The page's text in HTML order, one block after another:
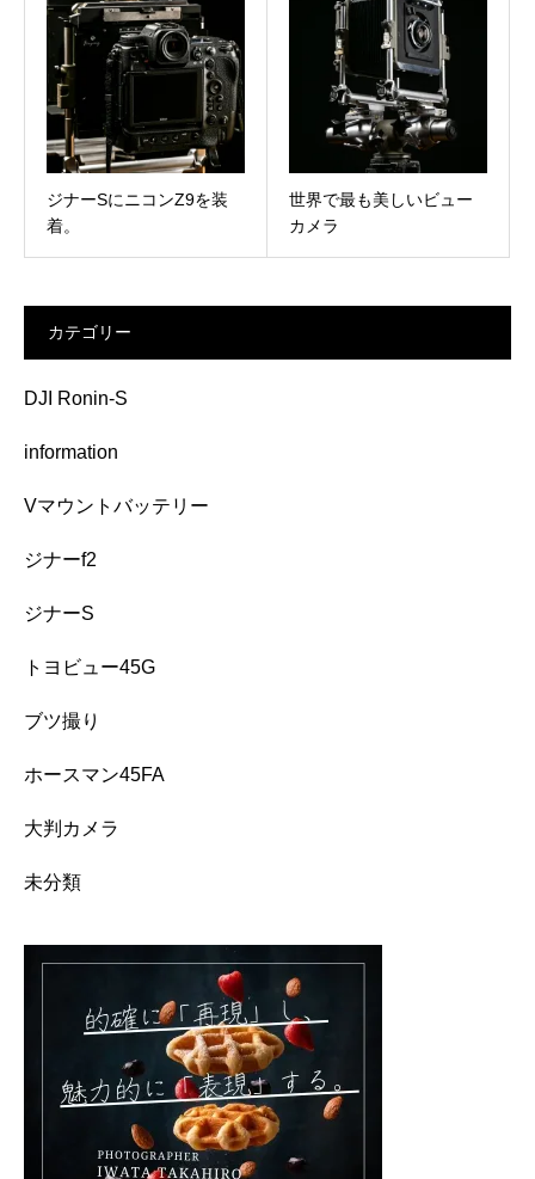
ジナーSにニコンZ9を装
着。
世界で最も美しいビュー
カメラ
カテゴリー
DJI Ronin-S
information
Vマウントバッテリー
ジナーf2
ジナーS
トヨビュー45G
ブツ撮り
ホースマン45FA
大判カメラ
未分類